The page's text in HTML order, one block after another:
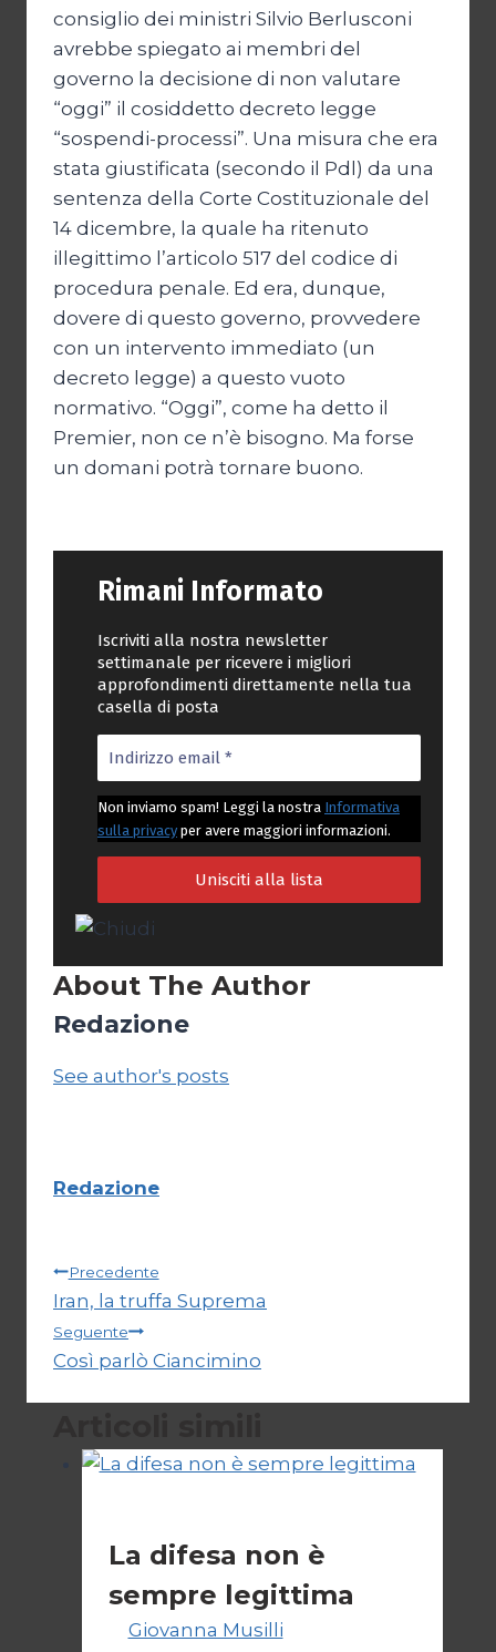
consiglio dei ministri Silvio Berlusconi
avrebbe spiegato ai membri del
governo la decisione di non valutare
“oggi” il cosiddetto decreto legge
“sospendi-processi”. Una misura che era
stata giustificata (secondo il Pdl) da una
sentenza della Corte Costituzionale del
14 dicembre, la quale ha ritenuto
illegittimo l’articolo 517 del codice di
procedura penale. Ed era, dunque,
dovere di questo governo, provvedere
con un intervento immediato (un
decreto legge) a questo vuoto
normativo. “Oggi”, come ha detto il
Premier, non ce n’è bisogno. Ma forse
un domani potrà tornare buono.
Rimani Informato
Iscriviti alla nostra newsletter
settimanale per ricevere i migliori
approfondimenti direttamente nella tua
casella di posta
Non inviamo spam! Leggi la nostra Informativa
sulla privacy per avere maggiori informazioni.
About The Author
Redazione
See author's posts
Redazione
Navigazione
articoli
Precedente
Iran, la truffa Suprema
Seguente
Così parlò Ciancimino
La difesa non è
sempre legittima
Giovanna Musilli